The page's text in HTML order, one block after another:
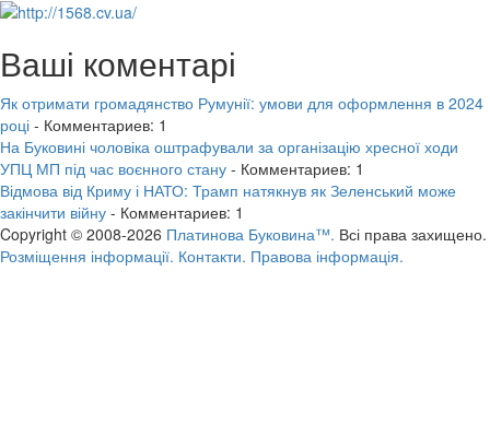
Ваші коментарі
Як отримати громадянство Румунії: умови для оформлення в 2024
році - Комментариев: 1
На Буковині чоловіка оштрафували за організацію хресної ходи
УПЦ МП під час воєнного стану - Комментариев: 1
Відмова від Криму і НАТО: Трамп натякнув як Зеленський може
закінчити війну - Комментариев: 1
Copyright © 2008-2026 Платинова Буковина™. Всі права захищено.
Розміщення інформації. Контакти. Правова інформація.